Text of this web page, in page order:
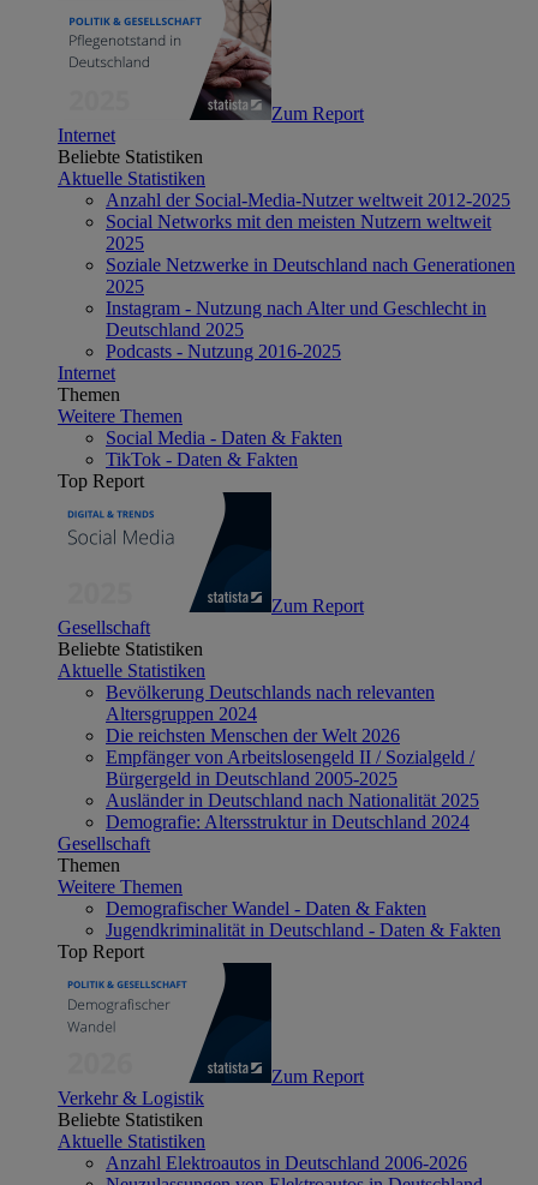
Zum Report
Internet
Beliebte Statistiken
Aktuelle Statistiken
Anzahl der Social-Media-Nutzer weltweit 2012-2025
Social Networks mit den meisten Nutzern weltweit
2025
Soziale Netzwerke in Deutschland nach Generationen
2025
Instagram - Nutzung nach Alter und Geschlecht in
Deutschland 2025
Podcasts - Nutzung 2016-2025
Internet
Themen
Weitere Themen
Social Media - Daten & Fakten
TikTok - Daten & Fakten
Top Report
Zum Report
Gesellschaft
Beliebte Statistiken
Aktuelle Statistiken
Bevölkerung Deutschlands nach relevanten
Altersgruppen 2024
Die reichsten Menschen der Welt 2026
Empfänger von Arbeitslosengeld II / Sozialgeld /
Bürgergeld in Deutschland 2005-2025
Ausländer in Deutschland nach Nationalität 2025
Demografie: Altersstruktur in Deutschland 2024
Gesellschaft
Themen
Weitere Themen
Demografischer Wandel - Daten & Fakten
Jugendkriminalität in Deutschland - Daten & Fakten
Top Report
Zum Report
Verkehr & Logistik
Beliebte Statistiken
Aktuelle Statistiken
Anzahl Elektroautos in Deutschland 2006-2026